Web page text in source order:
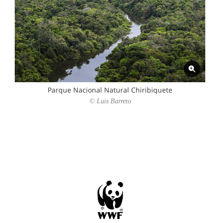
Parque Nacional Natural Chiribiquete
© Luis Barreto